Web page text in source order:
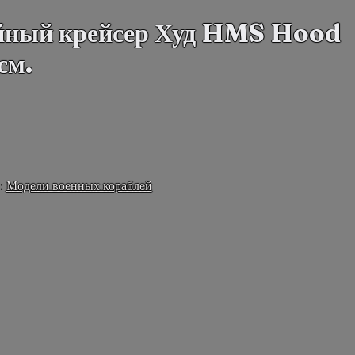
крейсер Худ HMS Hood
Модели военных кораблей